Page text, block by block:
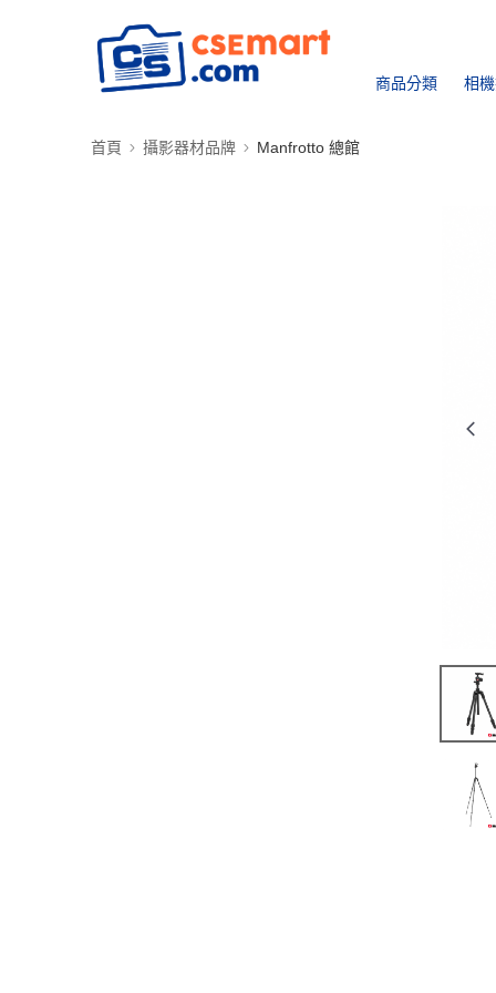
商品分類 相
首頁 攝影器材品牌 Manfrotto 總館